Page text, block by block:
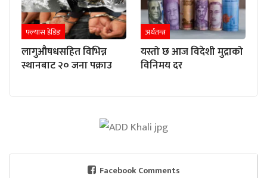
फ्ल्यास हेडिङ
लागुऔषधसहित विभिन्न
स्थानबाट २० जना पक्राउ
अर्थतन्त्र
यस्तो छ आज विदेशी मुद्राको
विनिमय दर
Facebook Comments